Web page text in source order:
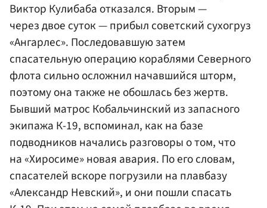
Виктор Кулибаба отказался. Вторым —
через двое суток — прибыл советский сухогруз
«Ангарлес». Последовавшую затем
спасательную операцию кораблями Северного
флота сильно осложнил начавшийся шторм,
поэтому она также не обошлась без жертв.
Бывший матрос Кобальчинский из запасного
экипажа К-19, вспоминал, как на базе
подводников начались разговоры о том, что
на «Хиросиме» новая авария. По его словам,
спасателей вскоре погрузили на плавбазу
«Александр Невский», и они пошли спасать